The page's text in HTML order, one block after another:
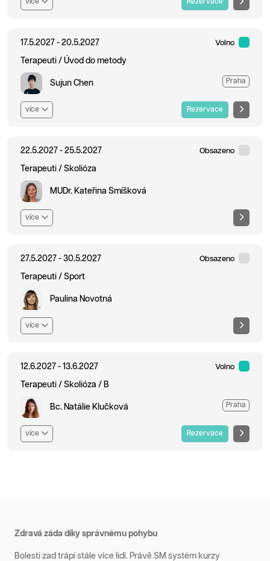
17.5.2027 - 20.5.2027 Volno
Terapeuti / Úvod do metody
Sujun Chen Praha
více Rezervace
22.5.2027 - 25.5.2027 Obsazeno
Terapeuti / Skolióza
MUDr. Kateřina Smíšková
více
27.5.2027 - 30.5.2027 Obsazeno
Terapeuti / Sport
Paulina Novotná
více
12.6.2027 - 13.6.2027 Volno
Terapeuti / Skolióza / B
Bc. Natálie Klučková Praha
více Rezervace
Zdravá záda díky správnému pohybu
Bolesti zad trápí stále více lidí. Právě SM systém kurzy